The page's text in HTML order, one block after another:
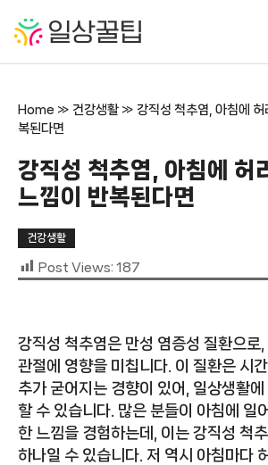
Home » 건강생활 » 강직성 척추염, 아침에
복된다면
강직성 척추염, 아침에 허
느낌이 반복된다면
건강생활
Post Views: 187
강직성 척추염은 만성 염증성 질환으로
관절에 영향을 미칩니다. 이 질환은 시
추가 굳어지는 경향이 있어, 일상생활에
할 수 있습니다. 많은 분들이 아침에 일
한 느낌을 경험하는데, 이는 강직성 척
하나일 수 있습니다. 저 역시 아침마다